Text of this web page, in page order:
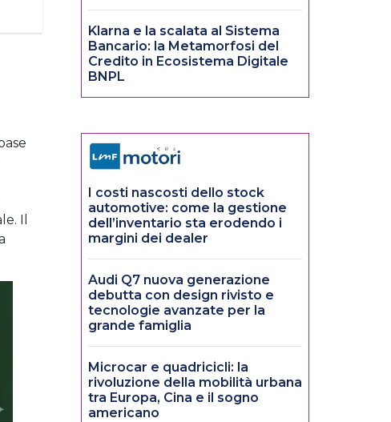
Il
Klarna e la scalata al Sistema
Bancario: la Metamorfosi del
Credito in Ecosistema Digitale
BNPL
I costi nascosti dello stock
automotive: come la gestione
dell’inventario sta erodendo i
margini dei dealer
Audi Q7 nuova generazione
debutta con design rivisto e
tecnologie avanzate per la
grande famiglia
Microcar e quadricicli: la
rivoluzione della mobilità urbana
tra Europa, Cina e il sogno
americano